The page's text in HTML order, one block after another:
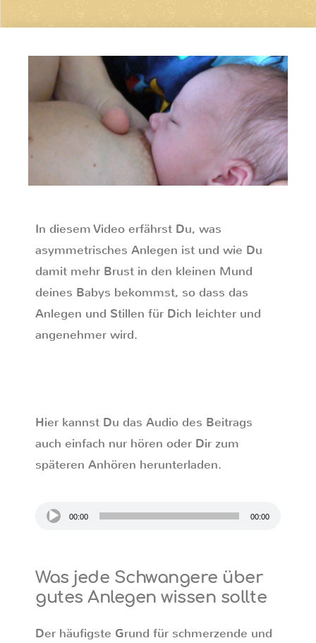
In diesem Video erfährst Du, was
asymmetrisches Anlegen ist und wie Du
damit mehr Brust in den kleinen Mund
deines Babys bekommst, so dass das
Anlegen und Stillen für Dich leichter und
angenehmer wird.
Hier kannst Du das Audio des Beitrags
auch einfach nur hören oder Dir zum
späteren Anhören herunterladen.
Audio-
00:00 00:00
Was jede Schwangere über
gutes Anlegen wissen sollte
Der häufigste Grund für schmerzende und